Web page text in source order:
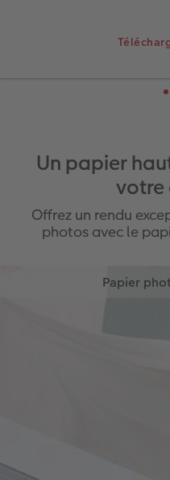
Un papier
votre
Offrez un rendu
photos avec le